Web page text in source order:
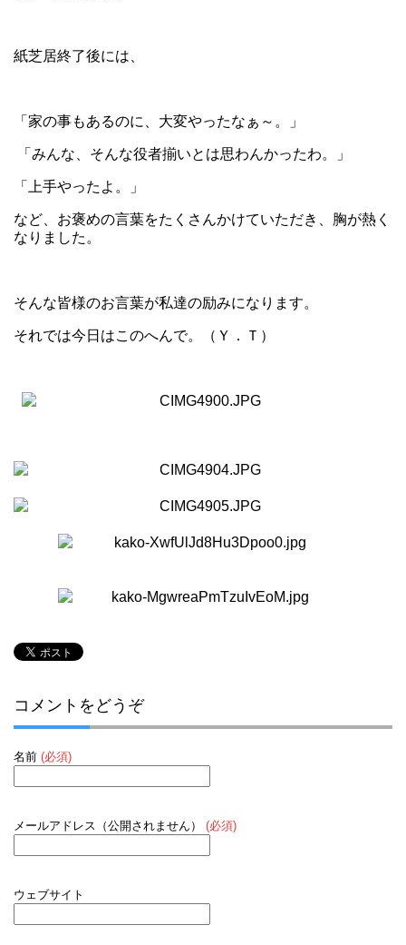
紙芝居終了後には、
「家の事もあるのに、大変やったなぁ～。」
「みんな、そんな役者揃いとは思わんかったわ。」
「上手やったよ。」
など、お褒めの言葉をたくさんかけていただき、胸が熱く
なりました。
そんな皆様のお言葉が私達の励みになります。
それでは今日はこのへんで。（Ｙ．Ｔ）
コメントをどうぞ
名前 (必須)
メールアドレス（公開されません） (必須)
ウェブサイト